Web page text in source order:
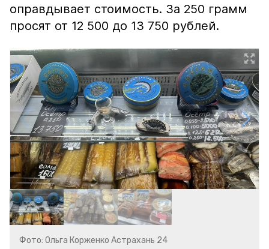
оправдывает стоимость. За 250 грамм
просят от 12 500 до 13 750 рублей.
Фото: Ольга Корженко Астрахань 24